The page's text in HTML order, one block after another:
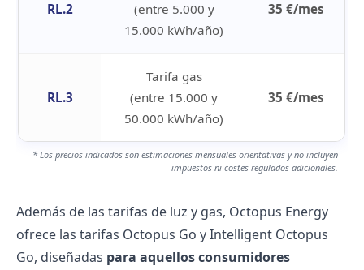
RL.2
(entre 5.000 y
15.000 kWh/año)
35 €/mes
RL.3
Tarifa gas
(entre 15.000 y
50.000 kWh/año)
35 €/mes
* Los precios indicados son estimaciones mensuales orientativas y no incluyen
impuestos ni costes regulados adicionales.
Además de las tarifas de luz y gas, Octopus Energy
ofrece las tarifas Octopus Go yIntelligent Octopus
Go, diseñadas para aquellos consumidores